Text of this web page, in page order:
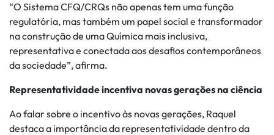
“O Sistema CFQ/CRQs não apenas tem uma função
regulatória, mas também um papel social e transformador
na construção de uma Química mais inclusiva,
representativa e conectada aos desafios contemporâneos
da sociedade”, afirma.
Representatividade incentiva novas gerações na ciência
Ao falar sobre o incentivo às novas gerações, Raquel
destaca a importância da representatividade dentro da